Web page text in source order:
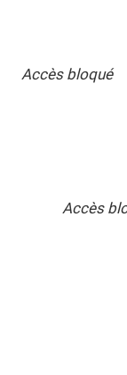
Accès bloqué
Accès